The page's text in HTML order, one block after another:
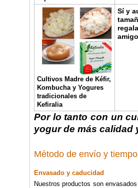
Cultivos Madre de Kéfir,
Kombucha y Yogures
tradicionales de
Kefiralia
Sí y
Por lo tanto con un
yogur de más calidad
Método de envío y
Envasado y caducidad
Nuestros productos son